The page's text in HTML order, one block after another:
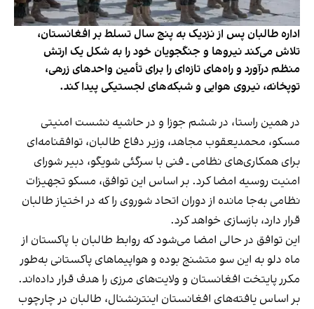
اداره طالبان پس از نزدیک به پنج سال تسلط بر افغانستان،
تلاش می‌کند نیروها و جنگجویان خود را به شکل یک ارتش
منظم درآورد و راه‌های تازه‌ای را برای تأمین واحدهای زرهی،
توپخانه، نیروی هوایی و شبکه‌های لجستیکی پیدا کند.
در همین راستا، در ششم جوزا و در حاشیه نشست امنیتی
مسکو، محمدیعقوب مجاهد، وزیر دفاع طالبان، توافقنامه‌ای
برای همکاری‌های نظامی ـ فنی با سرگئی شویگو، دبیر شورای
امنیت روسیه امضا کرد. بر اساس این توافق، مسکو تجهیزات
نظامی به‌جا مانده از دوران اتحاد شوروی را که در اختیاز طالبان
قرار دارد، بازسازی خواهد کرد.
این توافق در حالی امضا می‌شود که روابط طالبان با پاکستان از
ماه دلو به این سو متشنج بوده و هواپیماهای پاکستانی به‌طور
مکرر پایتخت افغانستان و ولایت‌های مرزی را هدف قرار داده‌اند.
بر اساس یافته‌های افغانستان اینترنشنال، طالبان در چارچوب